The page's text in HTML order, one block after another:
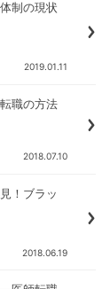
制の現状
2019.01.11
職の方法
2018.07.10
！ブラッ
2018.06.19